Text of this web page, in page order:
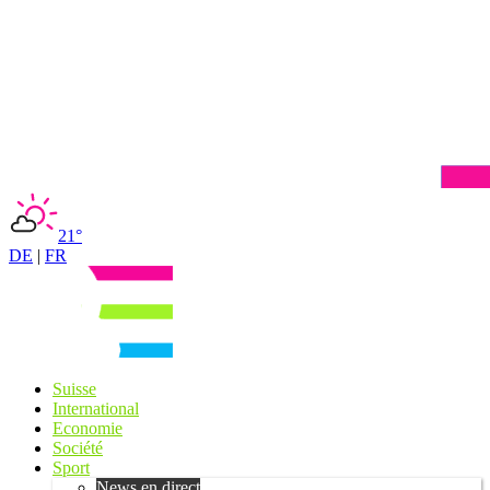
21°
DE | FR
Suisse
International
Economie
Société
Sport